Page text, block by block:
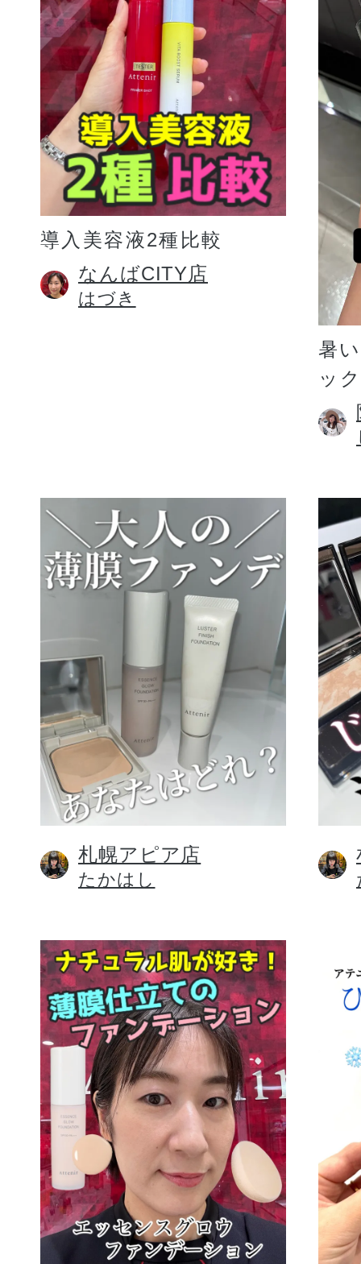
ドレスリフト
プリマモイスト
スキンクリア
クレンズオイル
スキンケア
メイクアップ
健康食品／サプ
ファッション
ギフト
ご利用ガイド
導入美容液2種比較
なんばCITY店
はづき
暑
ッ
札幌アピア店
たかはし